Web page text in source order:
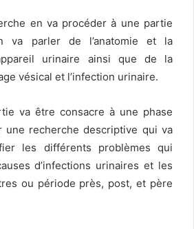
en va procéder à une partie
va parler de l’anatomie et la
urinaire ainsi que de la
vésical et l’infection urinaire.
va être consacre à une phase
une recherche descriptive qui va
les différents problèmes qui
d’infections urinaires et les
ou période près, post, et père